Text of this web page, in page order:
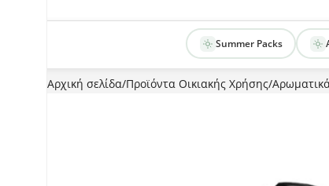
Summer Packs
Αρχική σελίδα Προϊόντα Οικιακής Χρήσης